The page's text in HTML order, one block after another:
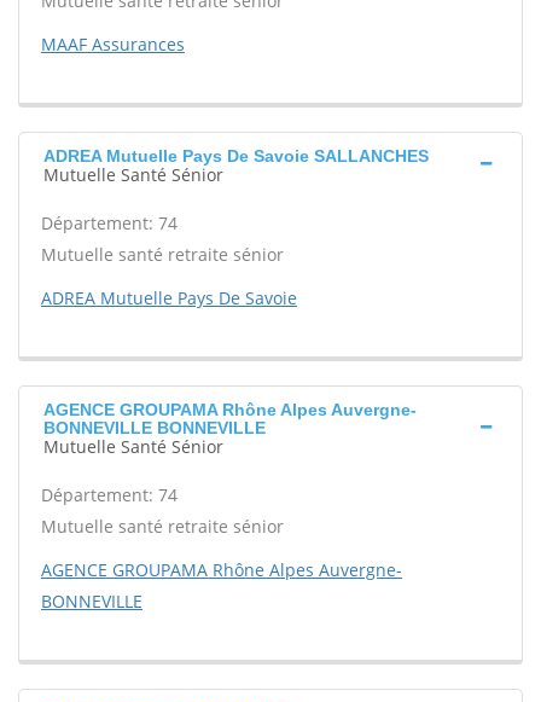
MAAF Assurances
ADREA Mutuelle Pays De Savoie SALLANCHES
Mutuelle Santé Sénior
Département: 74
Mutuelle santé retraite sénior
ADREA Mutuelle Pays De Savoie
AGENCE GROUPAMA Rhône Alpes Auvergne-
BONNEVILLE BONNEVILLE
Mutuelle Santé Sénior
Département: 74
Mutuelle santé retraite sénior
AGENCE GROUPAMA Rhône Alpes Auvergne-
BONNEVILLE